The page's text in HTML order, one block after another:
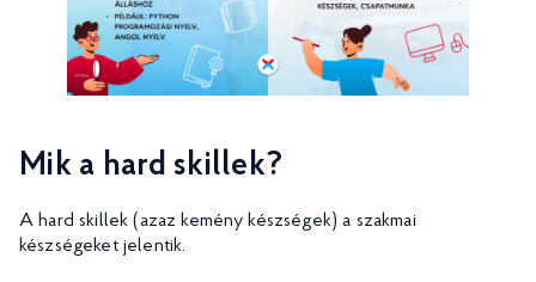
Mik a hard skillek?
A hard skillek (azaz kemény készségek) a szakmai
készségeket jelentik.